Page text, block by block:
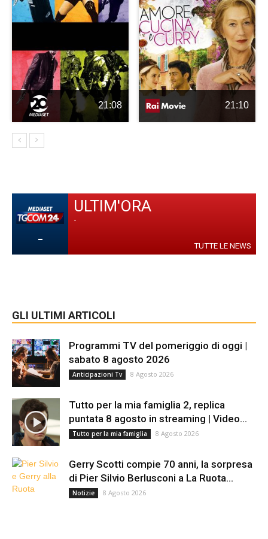
21:08 21:10
-
ULTIM'ORA
-
TUTTE LE NEWS
GLI ULTIMI ARTICOLI
Programmi TV del pomeriggio di oggi |
sabato 8 agosto 2026
Anticipazioni Tv 8 Agosto 2026
Tutto per la mia famiglia 2, replica
puntata 8 agosto in streaming | Video...
Tutto per la mia famiglia 8 Agosto 2026
Gerry Scotti compie 70 anni, la sorpresa
di Pier Silvio Berlusconi a La Ruota...
Notizie 8 Agosto 2026